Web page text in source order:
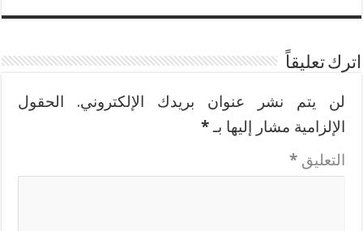
اترك تعليقاً
لن يتم نشر عنوان بريدك الإلكتروني.
الحقول
الإلزامية مشار إليها بـ*
التعليق*